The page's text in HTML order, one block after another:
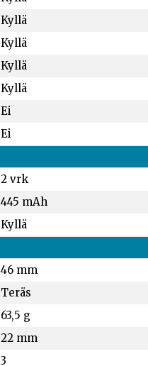
Kyllä
Kyllä
Kyllä
Kyllä
Ei
Ei
2 vrk
445 mAh
Kyllä
46 mm
Teräs
63,5 g
22 mm
3